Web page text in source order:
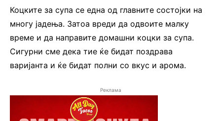
Коцките за супа се една од главните состојки на
многу јадења. Затоа вреди да одвоите малку
време и да направите домашни коцки за супа.
Сигурни сме дека тие ќе бидат поздрава
варијанта и ќе бидат полни со вкус и арома.
Реклама